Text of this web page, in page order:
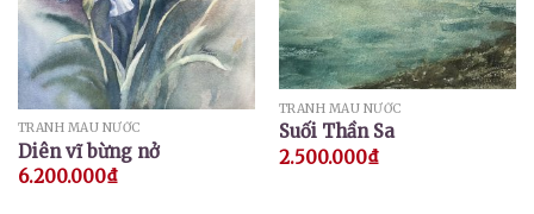
TRANH MÀU NƯỚC
Diên vĩ bừng nở
6.200.000₫
TRANH MÀU NƯỚC
Suối Thần Sa
2.500.000₫